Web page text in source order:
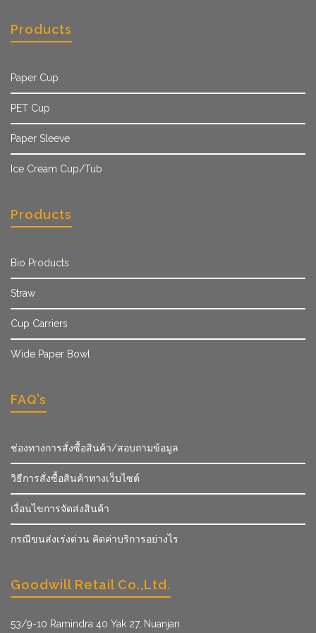
Products
Paper Cup
PET Cup
Paper Sleeve
Ice Cream Cup/Tub
Products
Bio Products
Straw
Cup Carriers
Wide Paper Bowl
FAQ’s
ช่องทางการสั่งซื้อสินค้า/สอบถามข้อมูล
วิธีการสั่งซื้อสินค้าทางเว็บไซต์
เงื่อนไขการจัดส่งสินค้า
กรณีขนส่งเร่งด่วน คิดค่าบริการอย่างไร
Goodwill Retail Co.,Ltd.
53/9­-10 Ramindra 40 Yak 27, Nuanjan